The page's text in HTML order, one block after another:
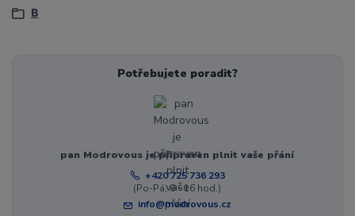
B
Potřebujete poradit?
pan Modrovous je připraven plnit vaše přání
+420 725 736 293
(Po-Pá, 8 - 16 hod.)
info@modrovous.cz